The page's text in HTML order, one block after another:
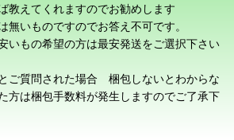
教えてくれますのでお勧めします
無いものですのでお答え不可です。
いもの希望の方は最安発送をご選択下さい
ご質問された場合 梱包しないとわからな
方は梱包手数料が発生しますのでご了承下